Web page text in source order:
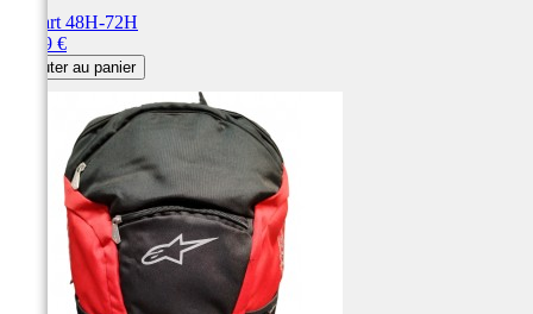
Départ 48H-72H
79,99 €
Ajouter au panier